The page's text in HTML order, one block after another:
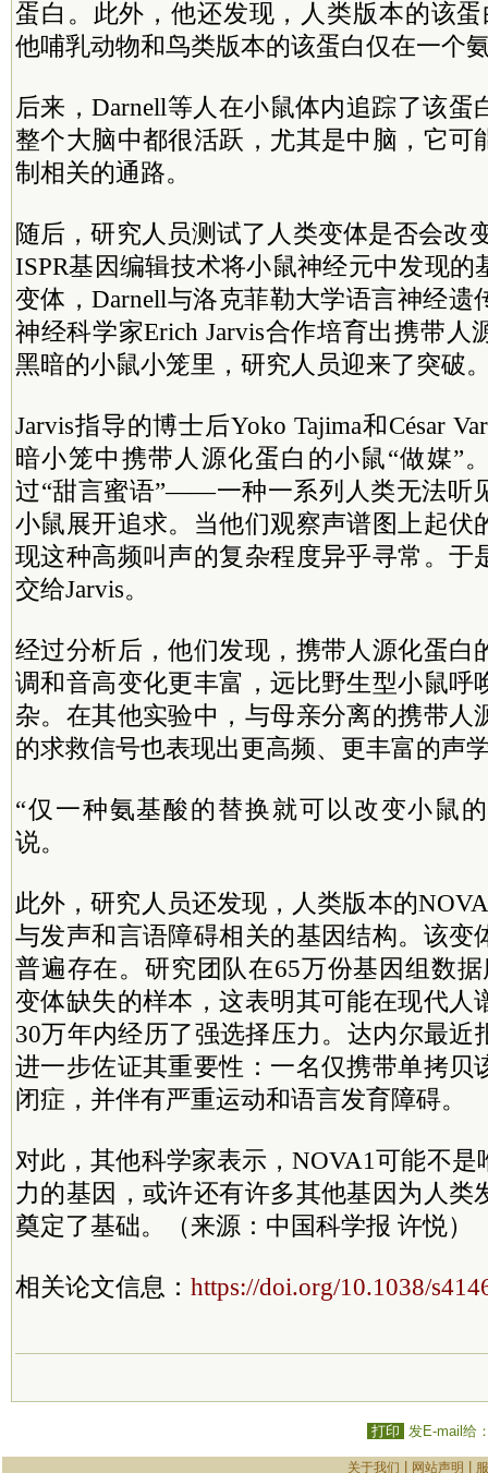
蛋白。此外，他还发现，人类版本的该
他哺乳动物和鸟类版本的该蛋白仅在一个
后来，Darnell等人在小鼠体内追踪了该蛋
整个大脑中都很活跃，尤其是中脑，它可
制相关的通路。
随后，研究人员测试了人类变体是否会改
ISPR基因编辑技术将小鼠神经元中发现的
变体，Darnell与洛克菲勒大学语言神经遗
神经科学家Erich Jarvis合作培育出携带人
黑暗的小鼠小笼里，研究人员迎来了突破
Jarvis指导的博士后Yoko Tajima和César
暗小笼中携带人源化蛋白的小鼠“做媒”
过“甜言蜜语”——一种一系列人类无法听
小鼠展开追求。当他们观察声谱图上起伏
现这种高频叫声的复杂程度异乎寻常。于
交给Jarvis。
经过分析后，他们发现，携带人源化蛋白
调和音高变化更丰富，远比野生型小鼠呼
杂。在其他实验中，与母亲分离的携带人
的求救信号也表现出更高频、更丰富的声
“仅一种氨基酸的替换就可以改变小鼠
说。
此外，研究人员还发现，人类版本的
与发声和言语障碍相关的基因结构。该变
普遍存在。研究团队在65万份基因组数
变体缺失的样本，这表明其可能在现代人
30万年内经历了强选择压力。达内尔最近
进一步佐证其重要性：一名仅携带单拷贝
闭症，并伴有严重运动和语言发育障碍。
对此，其他科学家表示，NOVA1可能不是
力的基因，或许还有许多其他基因为人类
奠定了基础。（来源：中国科学报 许悦）
相关论文信息： https://doi.org/10.1038/
打印 发E-mail给
关于我们 网站声明